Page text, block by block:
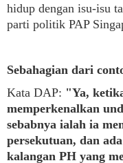
hidup dengan isu-isu
parti politik PAP
Sebahagian dari
Kata DAP: "Ya,
memperkenalkan
sebabnya ialah ia
persekutuan, dan
kalangan PH yang